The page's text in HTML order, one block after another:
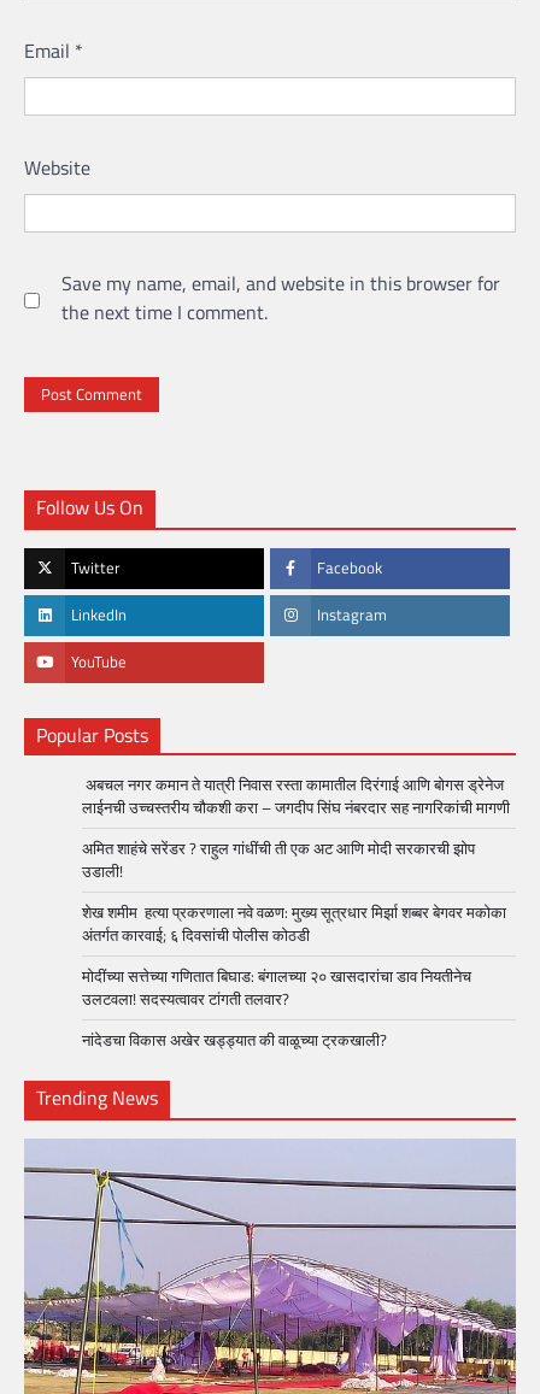
Email *
Website
Save my name, email, and website in this browser for
the next time I comment.
Follow Us On
Twitter Facebook
LinkedIn Instagram
YouTube
Popular Posts
अबचल नगर कमान ते यात्री निवास रस्ता कामातील दिरंगाई आणि बोगस ड्रेनेज
लाईनची उच्चस्तरीय चौकशी करा – जगदीप सिंघ नंबरदार सह नागरिकांची मागणी
अमित शाहंचे सरेंडर ? राहुल गांधींची ती एक अट आणि मोदी सरकारची झोप
उडाली!
शेख शमीम हत्या प्रकरणाला नवे वळण: मुख्य सूत्रधार मिर्झा शब्बर बेगवर मकोका
अंतर्गत कारवाई; ६ दिवसांची पोलीस कोठडी
मोदींच्या सत्तेच्या गणितात बिघाड: बंगालच्या २० खासदारांचा डाव नियतीनेच
उलटवला! सदस्यत्वावर टांगती तलवार?
नांदेडचा विकास अखेर खड्ड्यात की वाळूच्या ट्रकखाली?
Trending News